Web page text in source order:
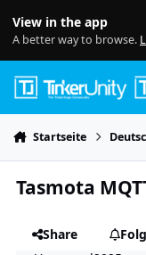
View in the app
A better way to browse.
Startseite
Tasmota
Share